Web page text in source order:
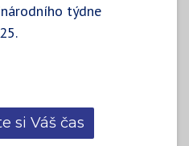
týdne
si Váš čas